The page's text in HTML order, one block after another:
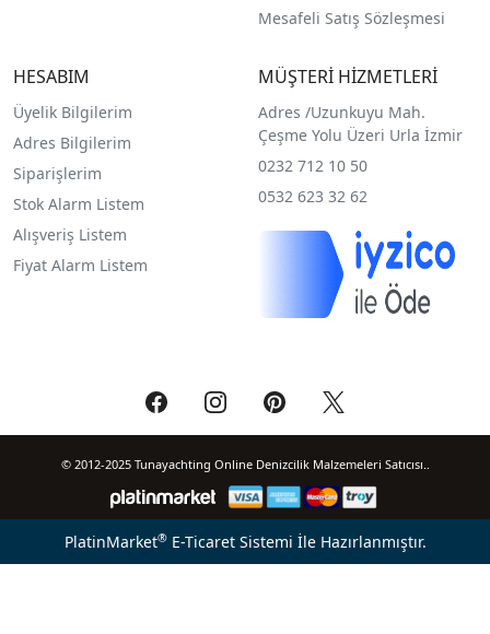
Mesafeli Satış Sözleşmesi
HESABIM
Üyelik Bilgilerim
Adres Bilgilerim
Siparişlerim
Stok Alarm Listem
Alışveriş Listem
Fiyat Alarm Listem
MÜŞTERİ HİZMETLERİ
Adres /Uzunkuyu Mah.
Çeşme Yolu Üzeri Urla İzmir
0232 712 10 50
0532 623 32 62
© 2012-2025 Tunayachting Online Denizcilik Malzemeleri Satıcısı..
PlatinMarket®E-Ticaret Sistemi İle Hazırlanmıştır.